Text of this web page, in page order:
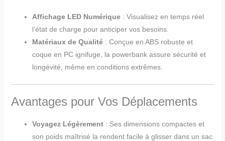
Affichage LED Numérique: Visualisez en temps réel
l’état de charge pour anticiper vos besoins.
Matériaux de Qualité: Conçue en ABS robuste et
coque en PC ignifuge, la powerbank assure sécurité et
longévité, même en conditions extrêmes.
Avantages pour Vos Déplacements
Voyagez Légèrement: Ses dimensions compactes et
son poids maîtrisé la rendent facile à glisser dans un sac